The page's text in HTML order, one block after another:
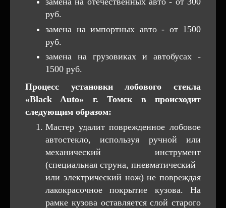
руб.
замена на импортных авто - от 1500
руб.
замена на грузовиках и автобусах -
1500 руб.
Процесс установки лобового стекла
«Black Auto» г. Томск в происходит
следующим образом:
Мастер удалит поврежденное лобовое
автостекло, используя ручной или
механический инструмент
(специальная струна, пневматический
или электрический нож) не повреждая
лакокрасочное покрытие кузова. На
рамке кузова оставляется слой старого